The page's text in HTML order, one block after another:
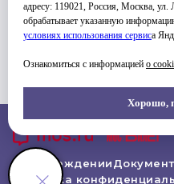
адресу: 119021, Россия, Москва, ул.
обрабатывает указанную
условиях использования сервиса
Ознакомиться с информацией о
Хорошо,
Об Учреждении
Политика